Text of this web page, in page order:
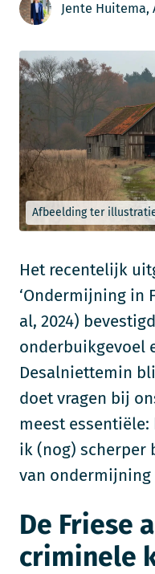
Jente
Afbeelding ter
Het recentelijk
‘Ondermijning in
al, 2024)
onderbuikgevoel
Desalniettemin
doet vragen bij
meest
ik (nog) scherper
van ondermijning
De Friese
criminele